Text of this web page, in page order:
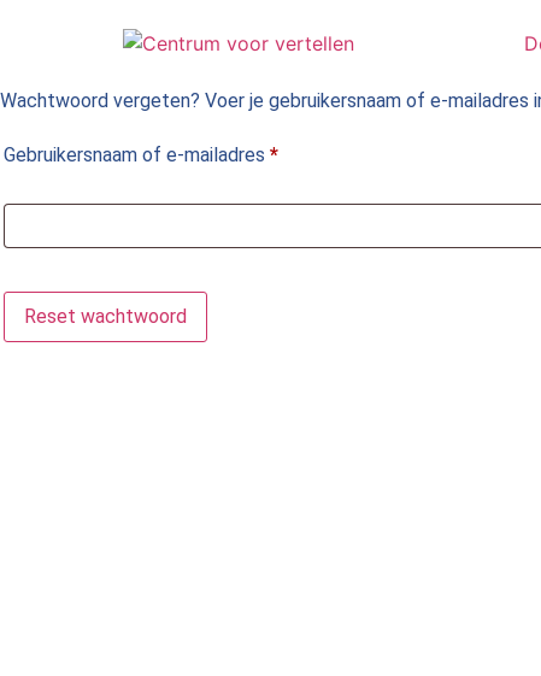
inhoud
Wachtwoord vergeten? Voer je gebruikersnaam of e-
Gebruikersnaam of e-mailadres *Vereist
Reset wachtwoord